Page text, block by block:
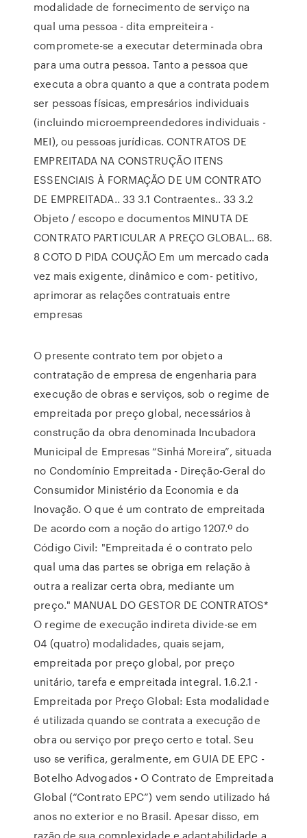
modalidade de fornecimento de serviço na
qual uma pessoa - dita empreiteira -
compromete-se a executar determinada obra
para uma outra pessoa. Tanto a pessoa que
executa a obra quanto a que a contrata podem
ser pessoas físicas, empresários individuais
(incluindo microempreendedores individuais -
MEI), ou pessoas jurídicas. CONTRATOS DE
EMPREITADA NA CONSTRUÇÃO ITENS
ESSENCIAIS À FORMAÇÃO DE UM CONTRATO
DE EMPREITADA.. 33 3.1 Contraentes.. 33 3.2
Objeto / escopo e documentos MINUTA DE
CONTRATO PARTICULAR A PREÇO GLOBAL.. 68.
8 COTO D PIDA COUÇÃO Em um mercado cada
vez mais exigente, dinâmico e com- petitivo,
aprimorar as relações contratuais entre
empresas
O presente contrato tem por objeto a
contratação de empresa de engenharia para
execução de obras e serviços, sob o regime de
empreitada por preço global, necessários à
construção da obra denominada Incubadora
Municipal de Empresas “Sinhá Moreira”, situada
no Condomínio Empreitada - Direção-Geral do
Consumidor Ministério da Economia e da
Inovação. O que é um contrato de empreitada
De acordo com a noção do artigo 1207.º do
Código Civil: "Empreitada é o contrato pelo
qual uma das partes se obriga em relação à
outra a realizar certa obra, mediante um
preço." MANUAL DO GESTOR DE CONTRATOS*
O regime de execução indireta divide-se em
04 (quatro) modalidades, quais sejam,
empreitada por preço global, por preço
unitário, tarefa e empreitada integral. 1.6.2.1 -
Empreitada por Preço Global: Esta modalidade
é utilizada quando se contrata a execução de
obra ou serviço por preço certo e total. Seu
uso se verifica, geralmente, em GUIA DE EPC -
Botelho Advogados • O Contrato de Empreitada
Global (“Contrato EPC”) vem sendo utilizado há
anos no exterior e no Brasil. Apesar disso, em
razão de sua complexidade e adaptabilidade a